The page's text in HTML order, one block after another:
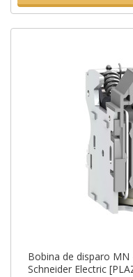
Bobina de disparo MN
Schneider Electric